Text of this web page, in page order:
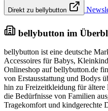
Direkt zu bellybutton
bellybutton im
bellybutton ist eine deutsche
Accessoires für Babys,
Onlineshop auf bellybutton.de
von Erstausstattung und Bodys
hin zu Freizeitkleidung für
die Bedürfnisse von Familien
Tragekomfort und kindgerechte